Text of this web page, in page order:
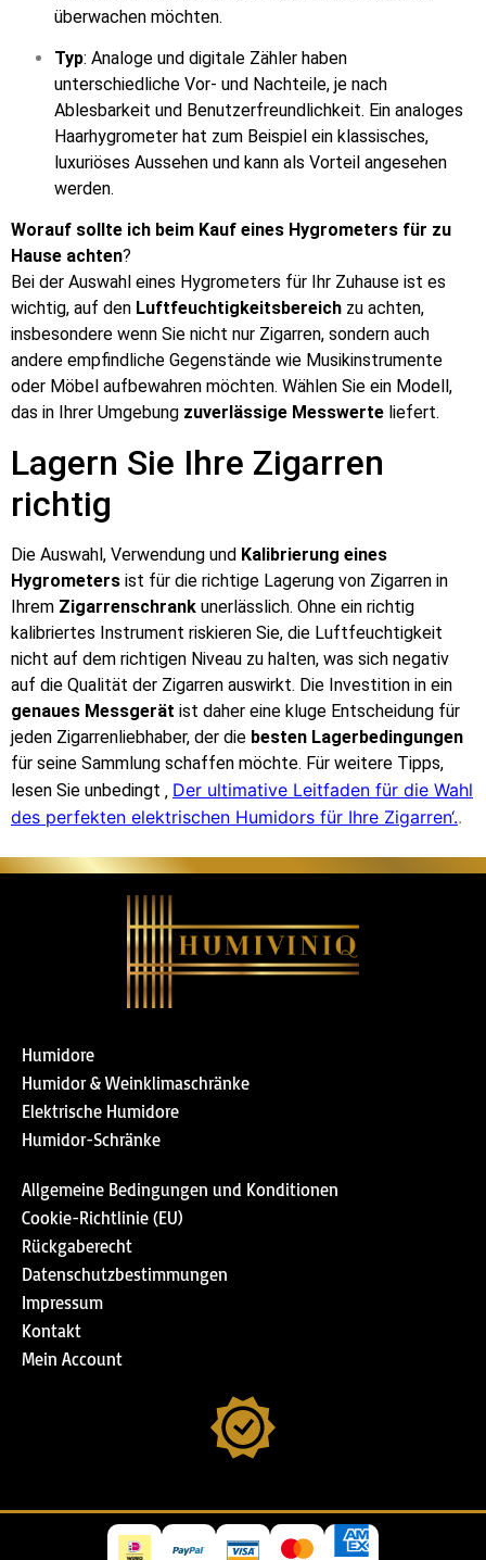
überwachen möchten.
Typ: Analoge und digitale Zähler haben
unterschiedliche Vor- und Nachteile, je nach
Ablesbarkeit und Benutzerfreundlichkeit. Ein analoges
Haarhygrometer hat zum Beispiel ein klassisches,
luxuriöses Aussehen und kann als Vorteil angesehen
werden.
Worauf sollte ich beim Kauf eines Hygrometers für zu
Hause achten?
Bei der Auswahl eines Hygrometers für Ihr Zuhause ist es
wichtig, auf den Luftfeuchtigkeitsbereich zu achten,
insbesondere wenn Sie nicht nur Zigarren, sondern auch
andere empfindliche Gegenstände wie Musikinstrumente
oder Möbel aufbewahren möchten. Wählen Sie ein Modell,
das in Ihrer Umgebung zuverlässige Messwerte liefert.
Lagern Sie Ihre Zigarren
richtig
Die Auswahl, Verwendung und Kalibrierung eines
Hygrometers ist für die richtige Lagerung von Zigarren in
Ihrem Zigarrenschrank unerlässlich. Ohne ein richtig
kalibriertes Instrument riskieren Sie, die Luftfeuchtigkeit
nicht auf dem richtigen Niveau zu halten, was sich negativ
auf die Qualität der Zigarren auswirkt. Die Investition in ein
genaues Messgerät ist daher eine kluge Entscheidung für
jeden Zigarrenliebhaber, der die besten Lagerbedingungen
für seine Sammlung schaffen möchte. Für weitere Tipps,
lesen Sie unbedingt ‚ Der ultimative Leitfaden für die Wahl
des perfekten elektrischen Humidors für Ihre Zigarren‘..
Humidore
Humidor & Weinklimaschränke
Elektrische Humidore
Humidor-Schränke
Allgemeine Bedingungen und Konditionen
Cookie-Richtlinie (EU)
Rückgaberecht
Datenschutzbestimmungen
Impressum
Kontakt
Mein Account